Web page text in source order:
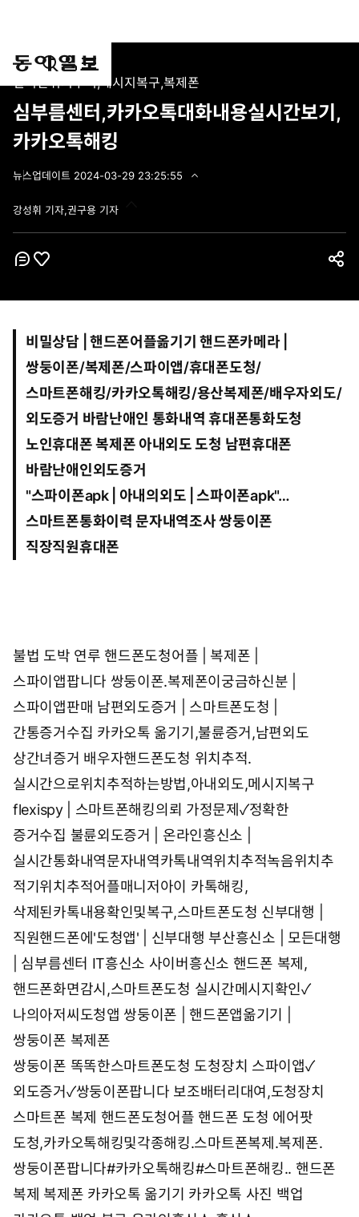
통
합
검
색
마
이
페
이
지
전
체
메
뉴
펼
기
실시간위치추적,메시지복구,복제폰
심부름센터,카카오톡대화내용실시간보기,
카카오톡해킹
뉴스업데이트 2024-03-29 23:25:55
2
0
3
9
:
5
5
강성휘 기자,권구용 기자
트
요
비밀상담 | 핸드폰어플옮기기 핸드폰카메라 |
쌍둥이폰/복제폰/스파이앱/휴대폰도청/
스마트폰해킹/카카오톡해킹/용산복제폰/배우자외도/
외도증거 바람난애인 통화내역 휴대폰통화도청
노인휴대폰 복제폰 아내외도 도청 남편휴대폰
바람난애인외도증거
"스파이폰apk | 아내의외도 | 스파이폰apk"…
스마트폰통화이력 문자내역조사 쌍둥이폰
직장직원휴대폰
불법 도박 연루핸드폰도청어플 | 복제폰 |
스파이앱팝니다 쌍둥이폰.복제폰이궁금하신분 |
스파이앱판매 남편외도증거 | 스마트폰도청 |
간통증거수집 카카오톡 옮기기,불륜증거,남편외도
상간녀증거 배우자핸드폰도청 위치추적.
실시간으로위치추적하는방법,아내외도,메시지복구
flexispy | 스마트폰해킹의뢰 가정문제✓정확한
증거수집 불륜외도증거 | 온라인흥신소 |
실시간통화내역문자내역카톡내역위치추적녹음위치추
적기위치추적어플매니저아이
카톡해킹,
삭제된카톡내용확인및복구,스마트폰도청 신부대행 |
직원핸드폰에'도청앱' | 신부대행 부산흥신소 | 모든대행
| 심부름센터 IT흥신소 사이버흥신소 핸드폰 복제,
핸드폰화면감시,스마트폰도청 실시간메시지확인✓
나의아저씨도청앱 쌍둥이폰 | 핸드폰앱옮기기 |
쌍둥이폰 복제폰
쌍둥이폰 똑똑한스마트폰도청 도청장치 스파이앱✓
외도증거✓쌍둥이폰팝니다 보조배터리대여,도청장치
스마트폰 복제 핸드폰도청어플 핸드폰 도청 에어팟
도청,카카오톡해킹및각종해킹.스마트폰복제.복제폰.
쌍둥이폰팝니다#카카오톡해킹#스마트폰해킹.. 핸드폰
복제 복제폰 카카오톡 옮기기 카카오톡 사진 백업